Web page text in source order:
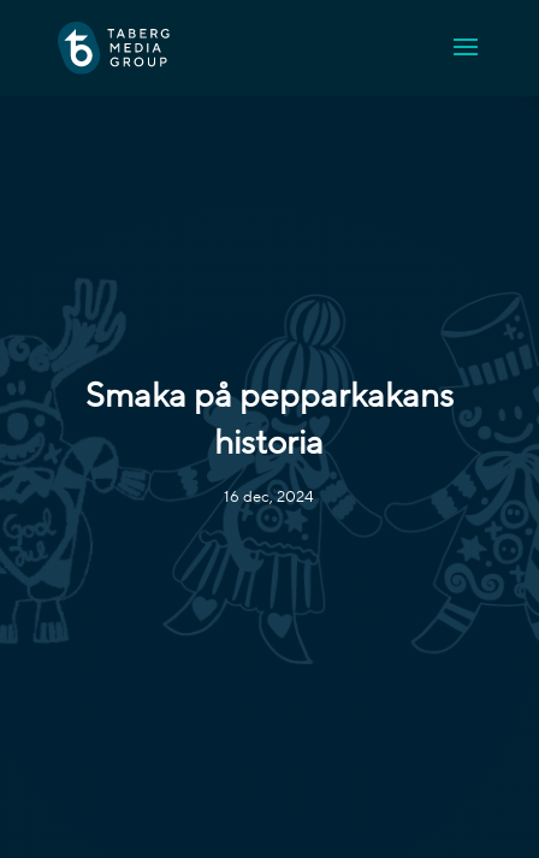
Smaka på pepparkakans
historia
16 dec, 2024